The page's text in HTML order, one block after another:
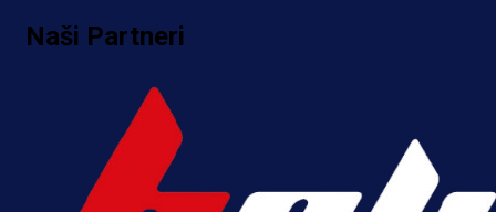
Naši Partneri